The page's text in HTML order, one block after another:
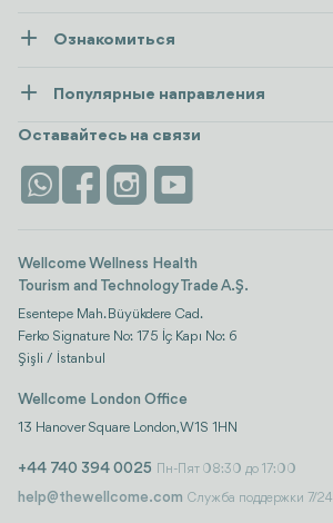
Пресса
Безопасность
Контакты
Ознакомиться
Wellness
Размещение
Достопримечательности
Отзывы
Популярные направления
посмотреть все
Istanbul
Оставайтесь на связи
Wellcome Wellness Health
Tourism and Technology Trade A.Ş.
Esentepe Mah. Büyükdere Cad.
Ferko Signature No: 175 İç Kapı No: 6
Şişli / İstanbul
Wellcome London Office
13 Hanover Square London, W1S 1HN
+44 740 394 0025 Пн-Пят 08:30 до 17:00
help@thewellcome.com Служба поддержки 7/24